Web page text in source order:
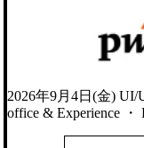
2026年9月4日(金)
office & Experience ・